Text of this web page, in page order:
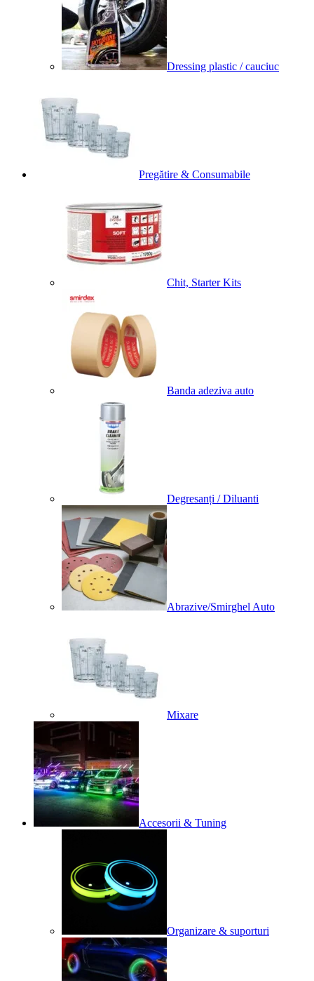
Dressing plastic / cauciuc
Pregătire & Consumabile
Chit, Starter Kits
Banda adeziva auto
Degresanți / Diluanti
Abrazive/Smirghel Auto
Mixare
Accesorii & Tuning
Organizare & suporturi